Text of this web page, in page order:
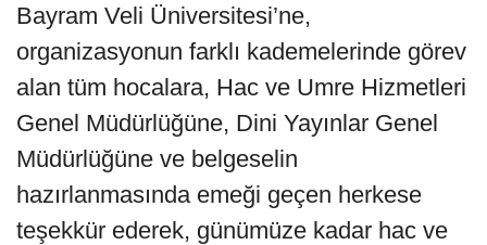
Bayram Veli Üniversitesi’ne,
organizasyonun farklı kademelerinde görev
alan tüm hocalara, Hac ve Umre Hizmetleri
Genel Müdürlüğüne, Dini Yayınlar Genel
Müdürlüğüne ve belgeselin
hazırlanmasında emeği geçen herkese
teşekkür ederek, günümüze kadar hac ve